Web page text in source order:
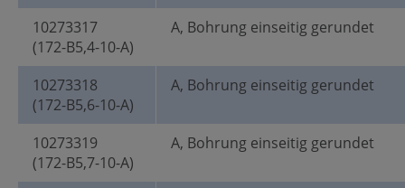
10273317
(172-B5,4-10-A)
A, Bohrung einseitig gerundet
10273318
(172-B5,6-10-A)
A, Bohrung einseitig gerundet
10273319
(172-B5,7-10-A)
A, Bohrung einseitig gerundet